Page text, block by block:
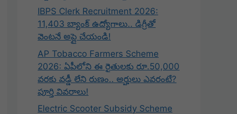
IBPS Clerk Recruitment 2026:
11,403 బ్యాంక్ ఉద్యోగాలు.. డిగ్రీతో
వెంటనే అప్లై చేయండి!
AP Tobacco Farmers Scheme
2026: ఏపీలోని ఈ రైతులకు రూ.50,000
వరకు వడ్డీ లేని రుణం.. అర్హులు ఎవరంటే?
పూర్తి వివరాలు!
Electric Scooter Subsidy Scheme